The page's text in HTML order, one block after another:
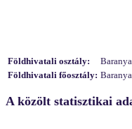
Földhivatali osztály:
Földhivatali főosztály:
A közölt statisztikai